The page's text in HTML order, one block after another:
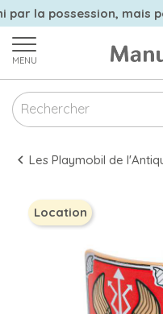
par la possession, mais
MENU
Les Playmobil de
Location